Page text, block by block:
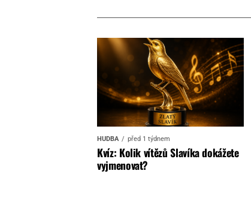
HUDBA před 1 týdnem
Kvíz: Kolik vítězů Slavíka dokážete
vyjmenovat?